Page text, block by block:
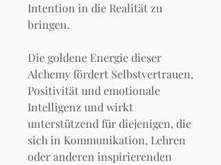
Intention in die Realität zu
bringen.
Die goldene Energie dieser
Alchemy fördert Selbstvertrauen,
Positivität und emotionale
Intelligenz und wirkt
unterstützend für diejenigen, die
sich in Kommunikation, Lehren
oder anderen inspirierenden